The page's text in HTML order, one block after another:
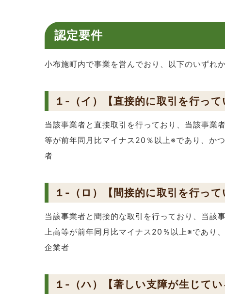
認定要件
小布施町内で事業を営んでおり、以下のいずれ
１-（イ）【直接的に取引を行って
当該事業者と直接取引を行っており、当該事業
等が前年同月比マイナス20％以上※であり、か
者
１-（ロ）【間接的に取引を行って
当該事業者と間接的な取引を行っており、当該
上高等が前年同月比マイナス20％以上※であり
企業者
１-（ハ）【著しい支障が生じて